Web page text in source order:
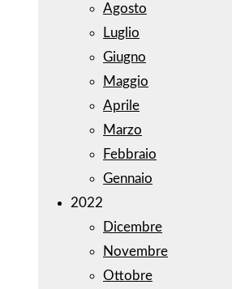
Agosto
Luglio
Giugno
Maggio
Aprile
Marzo
Febbraio
Gennaio
2022
Dicembre
Novembre
Ottobre